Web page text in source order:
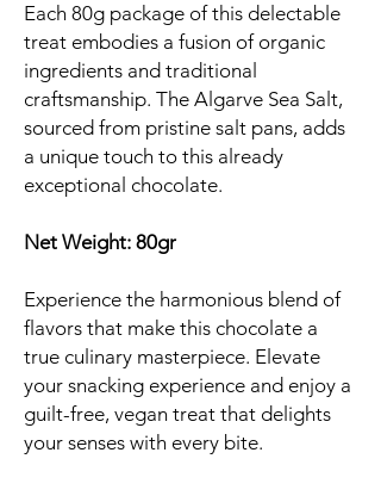
Each 80g package of this delectable
treat embodies a fusion of organic
ingredients and traditional
craftsmanship. The Algarve Sea Salt,
sourced from pristine salt pans, adds
a unique touch to this already
exceptional chocolate.
Net Weight: 80gr
Experience the harmonious blend of
flavors that make this chocolate a
true culinary masterpiece. Elevate
your snacking experience and enjoy a
guilt-free, vegan treat that delights
your senses with every bite.